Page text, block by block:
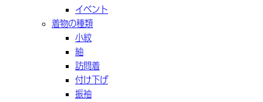
イベント
着物の種類
小紋
紬
訪問着
付け下げ
振袖